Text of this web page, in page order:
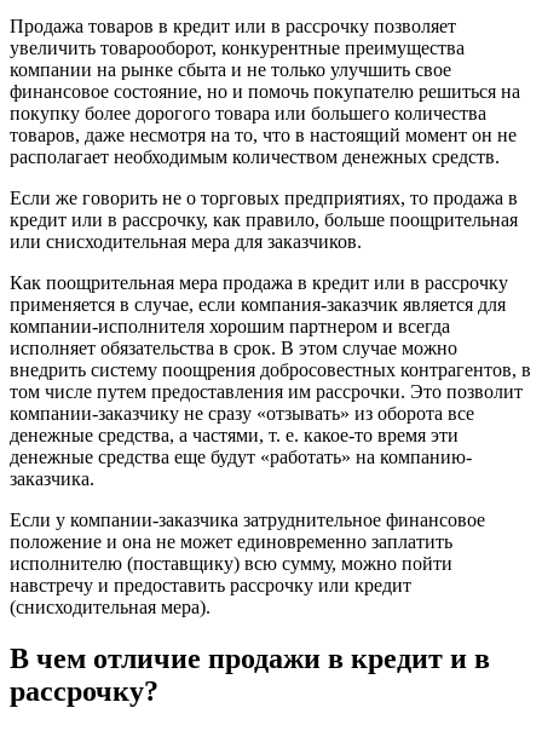
Продажа товаров в кредит или в рассрочку позволяет
увеличить товарооборот, конкурентные преимущества
компании на рынке сбыта и не только улучшить свое
финансовое состояние, но и помочь покупателю решиться на
покупку более дорогого товара или большего количества
товаров, даже несмотря на то, что в настоящий момент он не
располагает необходимым количеством денежных средств.
Если же говорить не о торговых предприятиях, то продажа в
кредит или в рассрочку, как правило, больше поощрительная
или снисходительная мера для заказчиков.
Как поощрительная мера продажа в кредит или в рассрочку
применяется в случае, если компания-заказчик является для
компании-исполнителя хорошим партнером и всегда
исполняет обязательства в срок. В этом случае можно
внедрить систему поощрения добросовестных контрагентов, в
том числе путем предоставления им рассрочки. Это позволит
компании-заказчику не сразу «отзывать» из оборота все
денежные средства, а частями, т. е. какое-то время эти
денежные средства еще будут «работать» на компанию-
заказчика.
Если у компании-заказчика затруднительное финансовое
положение и она не может единовременно заплатить
исполнителю (поставщику) всю сумму, можно пойти
навстречу и предоставить рассрочку или кредит
(снисходительная мера).
В чем отличие продажи в кредит и в
рассрочку?